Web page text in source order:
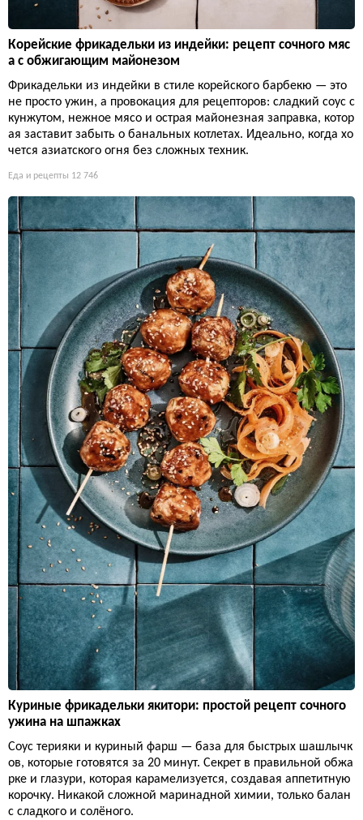
Корейские фрикадельки из индейки: рецепт сочного мяс
а с обжигающим майонезом
Фрикадельки из индейки в стиле корейского барбекю — это
не просто ужин, а провокация для рецепторов: сладкий соус с
кунжутом, нежное мясо и острая майонезная заправка, котор
ая заставит забыть о банальных котлетах. Идеально, когда хо
чется азиатского огня без сложных техник.
Еда и рецепты 12 746
Куриные фрикадельки якитори: простой рецепт сочного
ужина на шпажках
Соус терияки и куриный фарш — база для быстрых шашлычк
ов, которые готовятся за 20 минут. Секрет в правильной обжа
рке и глазури, которая карамелизуется, создавая аппетитную
корочку. Никакой сложной маринадной химии, только балан
с сладкого и солёного.